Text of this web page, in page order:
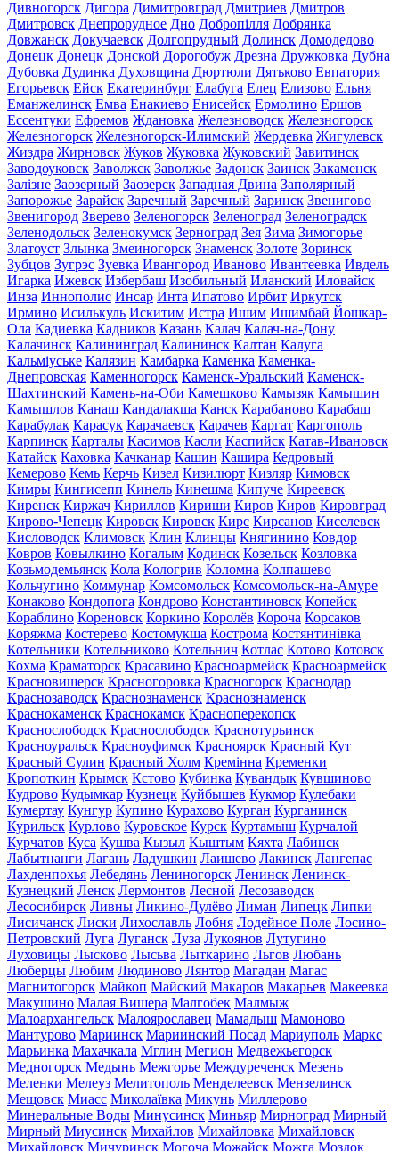
Дивногорск Дигора Димитровград Дмитриев Дмитров
Дмитровск Днепрорудное Дно Добропілля Добрянка
Довжанск Докучаевск Долгопрудный Долинск Домодедово
Донецк Донецк Донской Дорогобуж Дрезна Дружковка Дубна
Дубовка Дудинка Духовщина Дюртюли Дятьково Евпатория
Егорьевск Ейск Екатеринбург Елабуга Елец Елизово Ельня
Еманжелинск Емва Енакиево Енисейск Ермолино Ершов
Ессентуки Ефремов Ждановка Железноводск Железногорск
Железногорск Железногорск-Илимский Жердевка Жигулевск
Жиздра Жирновск Жуков Жуковка Жуковский Завитинск
Заводоуковск Заволжск Заволжье Задонск Заинск Закаменск
Залізне Заозерный Заозерск Западная Двина Заполярный
Запорожье Зарайск Заречный Заречный Заринск Звенигово
Звенигород Зверево Зеленогорск Зеленоград Зеленоградск
Зеленодольск Зеленокумск Зерноград Зея Зима Зимогорье
Златоуст Злынка Змеиногорск Знаменск Золоте Зоринск
Зубцов Зугрэс Зуевка Ивангород Иваново Ивантеевка Ивдель
Игарка Ижевск Избербаш Изобильный Иланский Иловайск
Инза Иннополис Инсар Инта Ипатово Ирбит Иркутск
Ирмино Исилькуль Искитим Истра Ишим Ишимбай Йошкар-
Ола Кадиевка Кадников Казань Калач Калач-на-Дону
Калачинск Калининград Калининск Калтан Калуга
Кальміуське Калязин Камбарка Каменка Каменка-
Днепровская Каменногорск Каменск-Уральский Каменск-
Шахтинский Камень-на-Оби Камешково Камызяк Камышин
Камышлов Канаш Кандалакша Канск Карабаново Карабаш
Карабулак Карасук Карачаевск Карачев Каргат Каргополь
Карпинск Карталы Касимов Касли Каспийск Катав-Ивановск
Катайск Каховка Качканар Кашин Кашира Кедровый
Кемерово Кемь Керчь Кизел Кизилюрт Кизляр Кимовск
Кимры Кингисепп Кинель Кинешма Кипуче Киреевск
Киренск Киржач Кириллов Кириши Киров Киров Кировград
Кирово-Чепецк Кировск Кировск Кирс Кирсанов Киселевск
Кисловодск Климовск Клин Клинцы Княгинино Ковдор
Ковров Ковылкино Когалым Кодинск Козельск Козловка
Козьмодемьянск Кола Кологрив Коломна Колпашево
Кольчугино Коммунар Комсомольск Комсомольск-на-Амуре
Конаково Кондопога Кондрово Константиновск Копейск
Кораблино Кореновск Коркино Королёв Короча Корсаков
Коряжма Костерево Костомукша Кострома Костянтинівка
Котельники Котельниково Котельнич Котлас Котово Котовск
Кохма Краматорск Красавино Красноармейск Красноармейск
Красновишерск Красногоровка Красногорск Краснодар
Краснозаводск Краснознаменск Краснознаменск
Краснокаменск Краснокамск Красноперекопск
Краснослободск Краснослободск Краснотурьинск
Красноуральск Красноуфимск Красноярск Красный Кут
Красный Сулин Красный Холм Кремінна Кременки
Кропоткин Крымск Кстово Кубинка Кувандык Кувшиново
Кудрово Кудымкар Кузнецк Куйбышев Кукмор Кулебаки
Кумертау Кунгур Купино Курахово Курган Курганинск
Курильск Курлово Куровское Курск Куртамыш Курчалой
Курчатов Куса Кушва Кызыл Кыштым Кяхта Лабинск
Лабытнанги Лагань Ладушкин Лаишево Лакинск Лангепас
Лахденпохья Лебедянь Лениногорск Ленинск Ленинск-
Кузнецкий Ленск Лермонтов Лесной Лесозаводск
Лесосибирск Ливны Ликино-Дулёво Лиман Липецк Липки
Лисичанск Лиски Лихославль Лобня Лодейное Поле Лосино-
Петровский Луга Луганск Луза Лукоянов Лутугино
Луховицы Лысково Лысьва Лыткарино Льгов Любань
Люберцы Любим Людиново Лянтор Магадан Магас
Магнитогорск Майкоп Майский Макаров Макарьев Макеевка
Макушино Малая Вишера Малгобек Малмыж
Малоархангельск Малоярославец Мамадыш Мамоново
Мантурово Мариинск Мариинский Посад Мариуполь Маркс
Марьинка Махачкала Мглин Мегион Медвежьегорск
Медногорск Медынь Межгорье Междуреченск Мезень
Меленки Мелеуз Мелитополь Менделеевск Мензелинск
Мещовск Миасс Миколаївка Микунь Миллерово
Минеральные Воды Минусинск Миньяр Мирноград Мирный
Мирный Миусинск Михайлов Михайловка Михайловск
Михайловск Мичуринск Могоча Можайск Можга Моздок